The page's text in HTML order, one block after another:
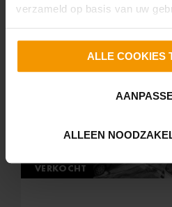
verzameld op basis van uw
ALLE COOKIES
ALLEEN
78 m² 81 m² 3 kamers
VERKOCHT